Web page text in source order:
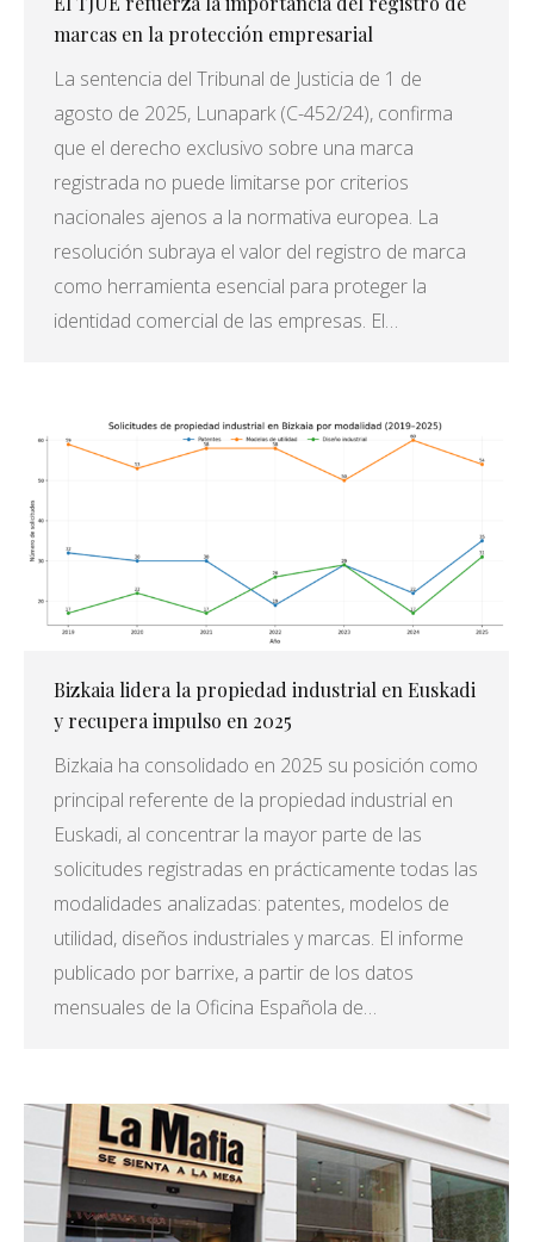
marcas en la protección empresarial
La sentencia del Tribunal de Justicia de 1 de
agosto de 2025, Lunapark (C-452/24), confirma
que el derecho exclusivo sobre una marca
registrada no puede limitarse por criterios
nacionales ajenos a la normativa europea. La
resolución subraya el valor del registro de marca
como herramienta esencial para proteger la
identidad comercial de las empresas. El…
Bizkaia lidera la propiedad industrial en Euskadi
y recupera impulso en 2025
Bizkaia ha consolidado en 2025 su posición como
principal referente de la propiedad industrial en
Euskadi, al concentrar la mayor parte de las
solicitudes registradas en prácticamente todas las
modalidades analizadas: patentes, modelos de
utilidad, diseños industriales y marcas. El informe
publicado por barrixe, a partir de los datos
mensuales de la Oficina Española de…